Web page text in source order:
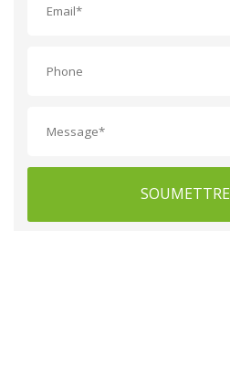
SOUMETTRE